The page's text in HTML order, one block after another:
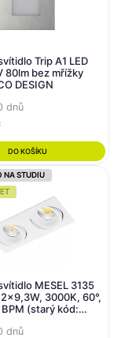
Trip A1 LED
80lm bez mřížky
DESIGN
dnů
DO KOŠÍKU
NA STUDIU
MESEL 3135
3000K, 60°,
(starý kód:
dnů